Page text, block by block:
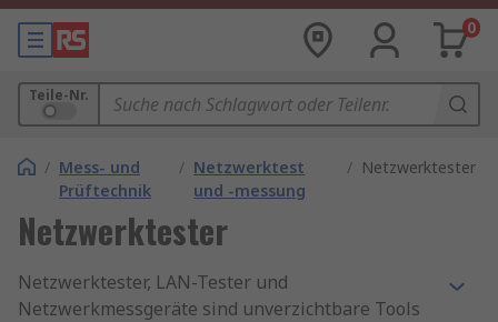
0
Teile-Nr.
/ Mess- und
Prüftechnik
/ Netzwerktest
und -messung
/ Netzwerktester
Netzwerktester
Netzwerktester, LAN-Tester und
Netzwerkmessgeräte sind unverzichtbare Tools